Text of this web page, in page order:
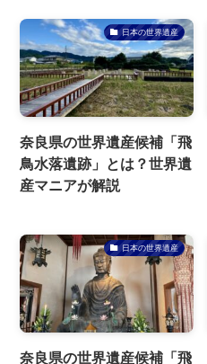
日本の世界遺産
奈良県の世界遺産候補「飛
鳥水落遺跡」とは？世界遺
産マニアが解説
日本の世界遺産
奈良県の世界遺産候補「飛